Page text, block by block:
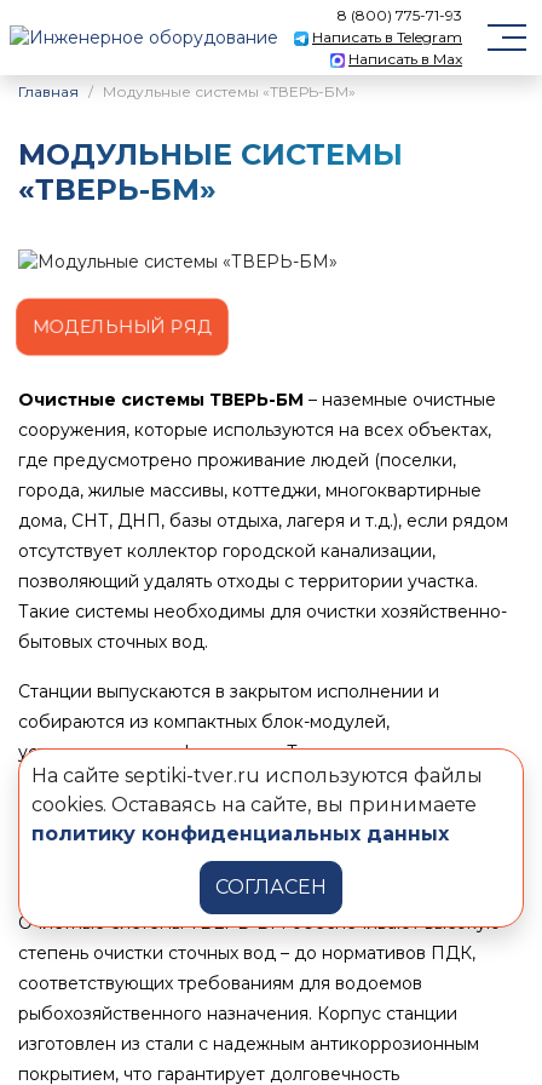
8 (800) 775-71-93
Написать в Telegram
Написать в Max
Главная
Модульные системы «ТВЕРЬ-БМ»
МОДУЛЬНЫЕ СИСТЕМЫ
«ТВЕРЬ-БМ»
МОДЕЛЬНЫЙ РЯД
Очистные системы ТВЕРЬ-БМ – наземные очистные
сооружения, которые используются на всех объектах,
где предусмотрено проживание людей (поселки,
города, жилые массивы, коттеджи, многоквартирные
дома, СНТ, ДНП, базы отдыха, лагеря и т.д.), если рядом
отсутствует коллектор городской канализации,
позволяющий удалять отходы с территории участка.
Такие системы необходимы для очистки хозяйственно-
бытовых сточных вод.
Станции выпускаются в закрытом исполнении и
собираются из компактных блок-модулей,
установленных на фундамент. Такое решение
обеспечивает утепленное здание с размещением всего
технологического оборудования внутри, а также
значительно сокращает сроки монтажа и ввода объекта
Очистные системы ТВЕРЬ-БМ обеспечивают высокую
степень очистки сточных вод – до нормативов ПДК,
соответствующих требованиям для водоемов
рыбохозяйственного назначения. Корпус станции
изготовлен из стали с надежным антикоррозионным
покрытием, что гарантирует долговечность
На сайте septiki-tver.ru используются файлы
cookies. Оставаясь на сайте, вы принимаете
политику конфиденциальных данных
СОГЛАСЕН